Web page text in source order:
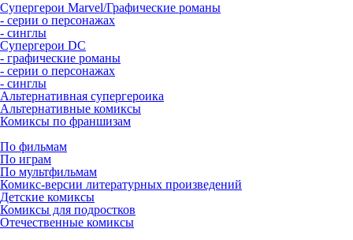
Супергерои Marvel/Графические романы
- серии о персонажах
- синглы
Супергерои DC
- графические романы
- серии о персонажах
- синглы
Альтернативная супергероика
Альтернативные комиксы
Комиксы по франшизам
По фильмам
По играм
По мультфильмам
Комикс-версии литературных произведений
Детские комиксы
Комиксы для подростков
Отечественные комиксы